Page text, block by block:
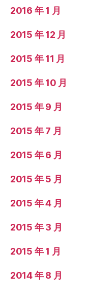
2016 年 1 月
2015 年 12 月
2015 年 11 月
2015 年 10 月
2015 年 9 月
2015 年 7 月
2015 年 6 月
2015 年 5 月
2015 年 4 月
2015 年 3 月
2015 年 1 月
2014 年 8 月